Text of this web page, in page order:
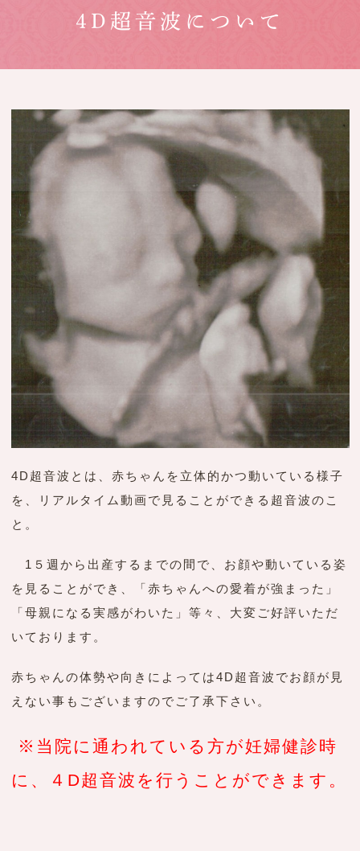
4D超音波について
4D超音波とは、赤ちゃんを立体的かつ動いている様子
を、リアルタイム動画で見ることができる超音波のこ
と。
1５週から出産するまでの間で、お顔や動いている姿
を見ることができ、「赤ちゃんへの愛着が強まった」
「母親になる実感がわいた」等々、大変ご好評いただ
いております。
赤ちゃんの体勢や向きによっては4D超音波でお顔が見
えない事もございますのでご了承下さい。
※当院に通われている方が妊婦健診時
に、４D超音波を行うことができます。